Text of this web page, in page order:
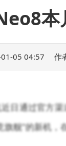
本
05 04:57 作
日通过官方
旗舰"的新机，